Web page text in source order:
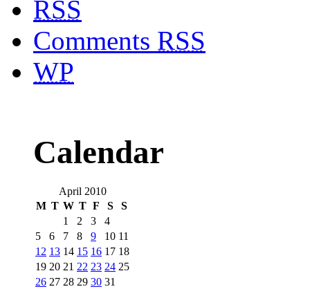
RSS
Comments RSS
WP
Calendar
April 2010
M T W T F S S
1 2 3
4
5
6 7 8 9 10 11
12 13 14 15 16 17 18
19 20 21 22 23 24 25
26 27 28 29 30 31